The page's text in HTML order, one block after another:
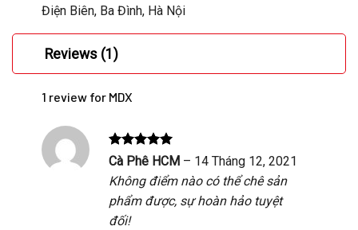
Điện Biên, Ba Đình, Hà Nội
Reviews (1)
1 review for MDX
Rated5
Cà Phê HCM – 14 Tháng 12, 2021
Không điểm nào có thể chê sản
phẩm được, sự hoàn hảo tuyệt
đối!